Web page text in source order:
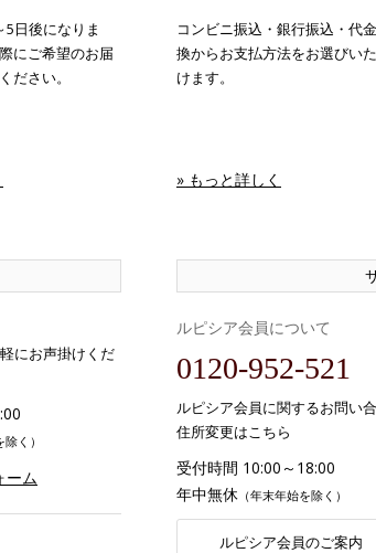
日後になりま
にご希望のお届
ださい。
コンビニ振込・銀行振込・代
換からお支払方法をお選びい
けます。
» もっと詳しく
にお声掛けくだ
く）
ーム
ルピシア会員について
0120-952-521
ルピシア会員に関するお問い合
住所変更はこちら
受付時間 10:00～18:00
年中無休 （年末年始を除く）
ルピシア会員のご案内